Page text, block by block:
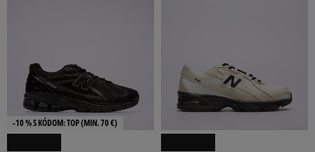
-10 % S KÓDOM: TOP (MIN. 70 €)